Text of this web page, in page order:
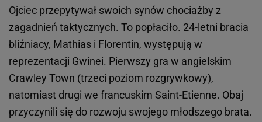
Ojciec przepytywał swoich synów chociażby z
zagadnień taktycznych. To popłaciło. 24-letni bracia
bliźniacy, Mathias i Florentin, występują w
reprezentacji Gwinei. Pierwszy gra w angielskim
Crawley Town (trzeci poziom rozgrywkowy),
natomiast drugi we francuskim Saint-Etienne. Obaj
przyczynili się do rozwoju swojego młodszego brata.